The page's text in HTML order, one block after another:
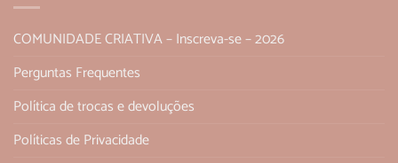
COMUNIDADE CRIATIVA – Inscreva-se – 2026
Perguntas Frequentes
Política de trocas e devoluções
Políticas de Privacidade